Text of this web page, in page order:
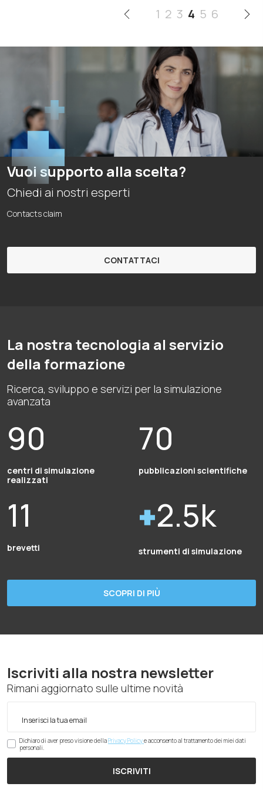
1 2 3 4 5 6
Vuoi supporto alla scelta?
Chiedi ai nostri esperti
Contacts claim
CONTATTACI
La nostra tecnologia al servizio
della formazione
Ricerca, sviluppo e servizi per la simulazione
avanzata
90
centri di simulazione
realizzati
70
pubblicazioni scientifiche
11
brevetti
2.5k
strumenti di simulazione
SCOPRI DI PIÙ
Iscriviti alla nostra newsletter
Rimani aggiornato sulle ultime novità
Dichiaro di aver preso visione dellaPrivacy Policye acconsento al trattamento dei miei dati
personali.
ISCRIVITI